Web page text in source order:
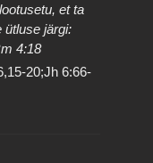
et ta
ütluse järgi:
4:18
20;Jh 6:66-